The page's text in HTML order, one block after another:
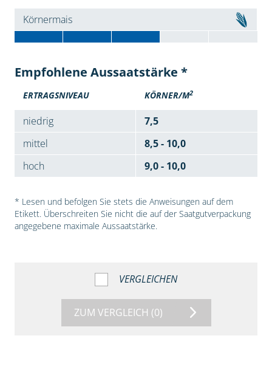
Körnermais
Empfohlene Aussaatstärke *
ERTRAGSNIVEAU KÖRNER/M2
niedrig
7,5
mittel
8,5 - 10,0
hoch
9,0 - 10,0
* Lesen und befolgen Sie stets die Anweisungen auf dem
Etikett. Überschreiten Sie nicht die auf der Saatgutverpackung
angegebene maximale Aussaatstärke.
VERGLEICHEN
ZUM VERGLEICH (0)